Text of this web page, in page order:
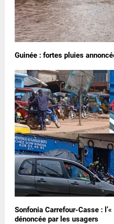
Guinée : fortes pluies
Sonfonia Carrefour-Casse :
dénoncée par les usagers